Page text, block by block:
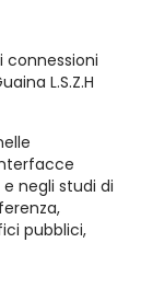
connessioni
L.S.Z.H
negli studi di
pubblici,